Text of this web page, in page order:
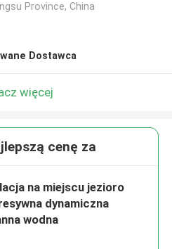
Province, China
Dostawca
więcej
cenę za
na miejscu jezioro
dynamiczna
wodna